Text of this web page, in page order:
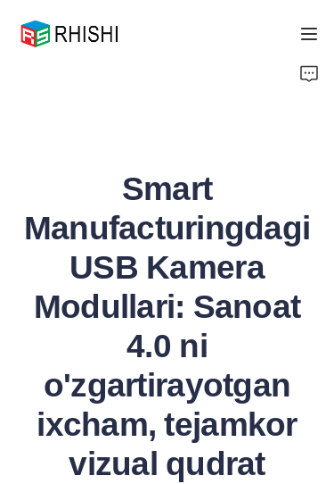
Smart
Manufacturingdagi
USB Kamera
Modullari: Sanoat
4.0 ni
o'zgartirayotgan
ixcham, tejamkor
vizual qudrat
News
Support